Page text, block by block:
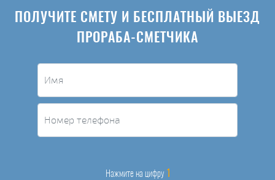
ПОЛУЧИТЕ СМЕТУ И БЕСПЛАТНЫЙ ВЫЕЗД
ПРОРАБА-СМЕТЧИКА
Нажмите на цифру 1